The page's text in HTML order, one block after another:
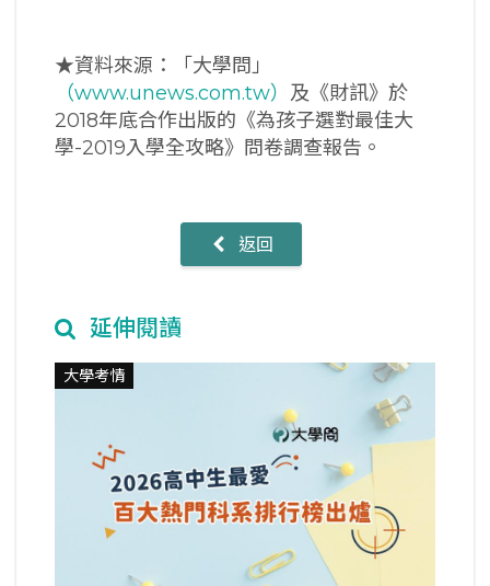
★資料來源：「大學問」
（www.unews.com.tw） 及《財訊》於
2018年底合作出版的《為孩子選對最佳大
學-2019入學全攻略》問卷調查報告。
返回
延伸閱讀
大學考情